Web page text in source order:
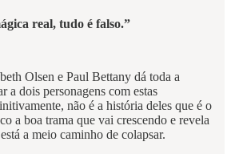
real, tudo é falso.”
Olsen e Paul Bettany dá toda a
a dois personagens com estas
não é a história deles que é o
a boa trama que vai crescendo e revela
a meio caminho de colapsar.